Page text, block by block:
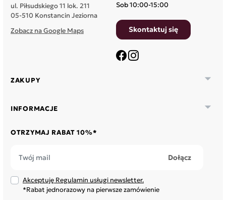
ul. Piłsudskiego 11 lok. 211
05-510 Konstancin Jeziorna
Zobacz na Google Maps
ZAKUPY 
INFORMACJE 
OTRZYMAJ RABAT 10%*
Akceptuję Regulamin usługi newsletter.
*Rabat jednorazowy na pierwsze zamówienie
Sob 10:00-15:00
Skontaktuj się